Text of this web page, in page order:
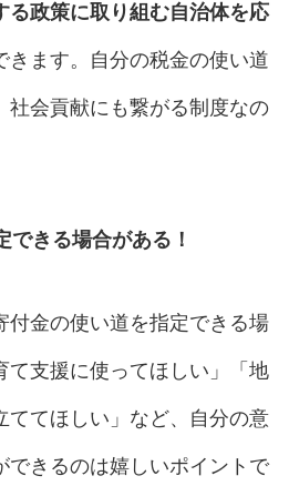
る政策に取り組む自治体を応
きます。自分の税金の使い道
社会貢献にも繋がる制度なの
できる場合がある！
付金の使い道を指定できる場
て支援に使ってほしい」「地
ててほしい」など、自分の意
できるのは嬉しいポイントで